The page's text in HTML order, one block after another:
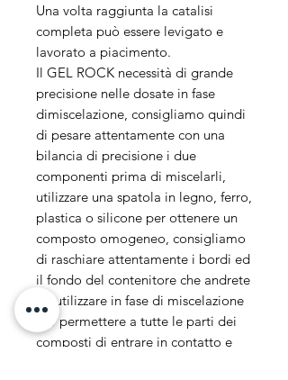
Una volta raggiunta la catalisi
completa può essere levigato e
lavorato a piacimento.
Il GEL ROCK necessità di grande
precisione nelle dosate in fase
dimiscelazione, consigliamo quindi
di pesare attentamente con una
bilancia di precisione i due
componenti prima di miscelarli,
utilizzare una spatola in legno, ferro,
plastica o silicone per ottenere un
composto omogeneo, consigliamo
di raschiare attentamente i bordi ed
il fondo del contenitore che andrete
ad utilizzare in fase di miscelazione
per permettere a tutte le parti dei
composti di entrare in contatto e